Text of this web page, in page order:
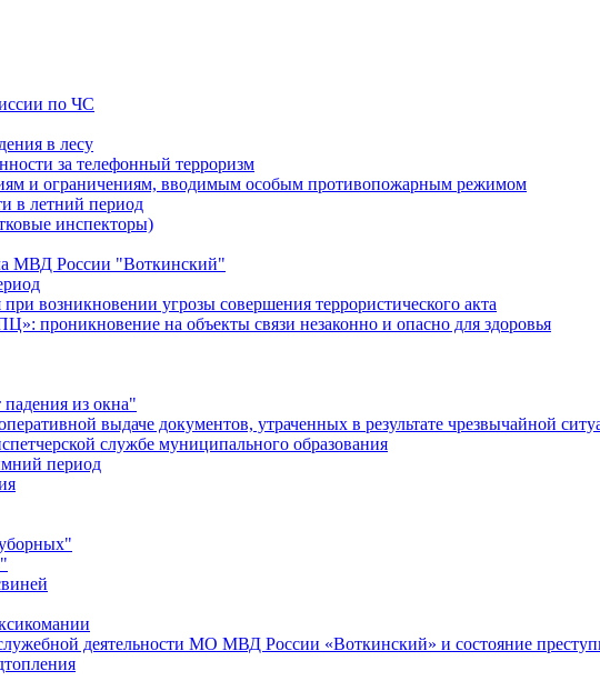
по ЧС
в лесу
за телефонный терроризм
и ограничениям, вводимым особым противопожарным режимом
в летний период
инспекторы)
МВД России "Воткинский"
возникновении угрозы совершения террористического акта
проникновение на объекты связи незаконно и опасно для здоровья
из окна"
выдаче документов, утраченных в результате чрезвычайной
службе муниципального образования
период
деятельности МО МВД России «Воткинский» и состояние